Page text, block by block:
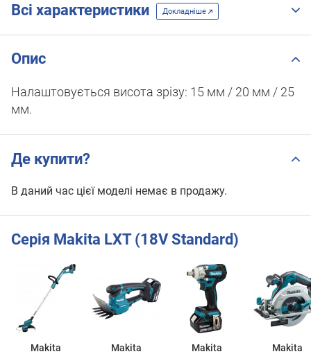
Всі характеристики Докладніше
Опис
Налаштовується висота зрізу: 15 мм / 20 мм / 25
мм.
Де купити?
В даний час цієї моделі немає в продажу.
Серія Makita LXT (18V Standard)
Makita
Makita
Makita
Makita